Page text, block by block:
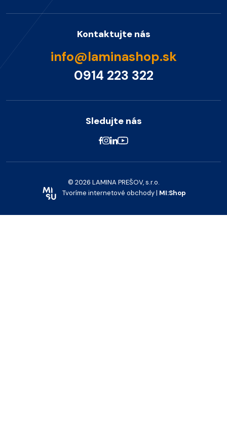
Kontaktujte nás
info@laminashop.sk
0914 223 322
Sledujte nás
© 2026 LAMINA PREŠOV, s.r.o.
Tvoríme internetové obchody | MI:Shop